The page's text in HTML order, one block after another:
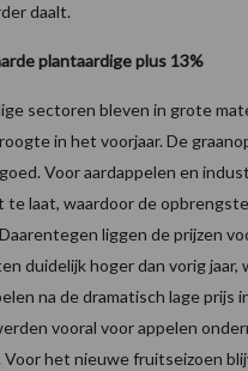
daalt.
plantaardige plus 13%
sectoren bleven in grote
in het voorjaar. De
Voor aardappelen en
te laat, waardoor de
liggen de prijzen
duidelijk hoger dan vorig jaar,
na de dramatisch lage prijs
vooral voor appelen
het nieuwe fruitseizoen